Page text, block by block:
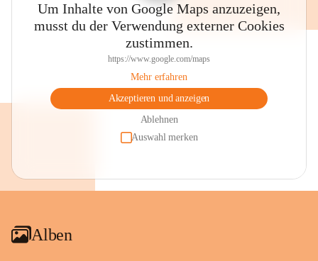
Um Inhalte von Google Maps anzuzeigen,
musst du der Verwendung externer Cookies
zustimmen.
https://www.google.com/maps
Mehr erfahren
Akzeptieren und anzeigen
Ablehnen
Auswahl merken
Alben